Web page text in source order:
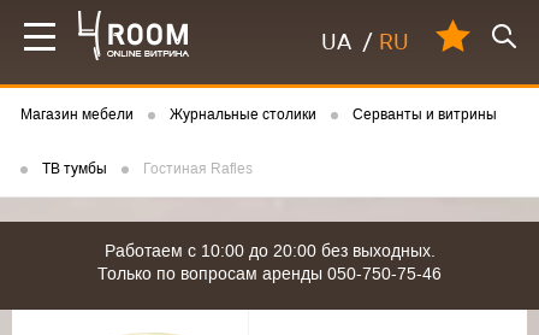
UA / RU
Магазин мебели Журнальные столики Серванты и витрины
ТВ тумбы Гостиная Rafles
Работаем с 10:00 до 20:00 без выходных.
Только по вопросам аренды 050-750-75-46